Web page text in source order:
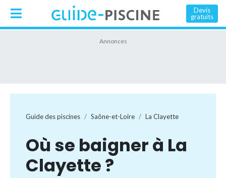
Devis
gratuits
Guide des piscines Saône-et-Loire La Clayette
Où se baigner à La
Clayette ?